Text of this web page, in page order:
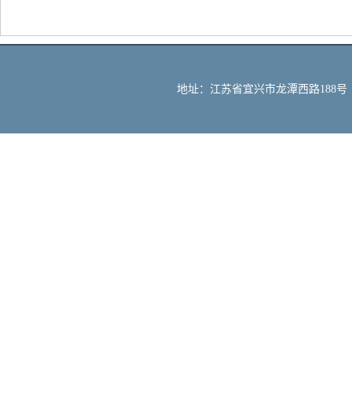
地址：江苏省宜兴市龙潭西路